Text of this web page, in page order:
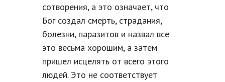
сотворения, а это означает, что
Бог создал смерть, страдания,
болезни, паразитов и назвал все
это весьма хорошим, а затем
пришел исцелять от всего этого
людей. Это не соответствует